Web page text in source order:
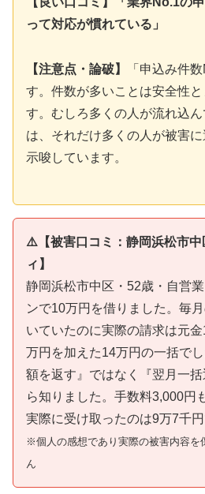
って対応が慣れている」
【注意点・論破】
「申込み件
す。件数が多いことは安全性
す。むしろ多くの人が流れ込
は、それだけ多くの人が被害
示唆しています。
⚠️【被害口コミ：静岡浜松市中
ィ】
静岡浜松市中区・52歳・自営
ンで10万円を借りました。毎
いていたのに実際の請求は元
万円を加えた14万円の一括で
額を返す』ではなく『翌月一
ら知りました。手数料3,000円
実際に受け取ったのは9万7千円
※個人の感想であり実際の被害内容を
ん